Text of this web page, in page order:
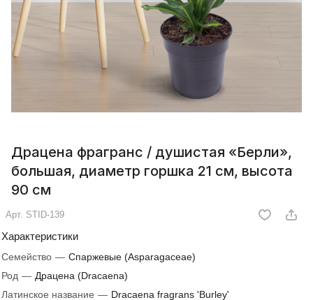
Драцена фрагранс / душистая «Берли»,
большая, диаметр горшка 21 см, высота
90 см
Арт. STID-139
Характеристики
Семейство — Спаржевые (Asparagaceae)
Род — Драцена (Dracaena)
Латинское название — Dracaena fragrans 'Burley'